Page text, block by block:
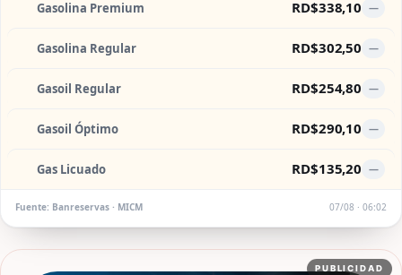
Gasolina Premium RD$338,10 —
Gasolina Regular RD$302,50 —
Gasoil Regular RD$254,80 —
Gasoil Óptimo RD$290,10 —
Gas Licuado RD$135,20 —
Fuente: Banreservas · MICM 07/08 · 06:02
PUBLICIDAD